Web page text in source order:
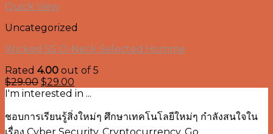
Quick View
Uncategorized
Wicked SS O-Neck Selected Homme
Rated 4.00 out of 5
$29.00 $29.00
I'm interested in ...
ชอบการเรียนรู้สิ่งใหม่ๆ ศึกษาเทคโนโลยีใหม่ๆ กำลังสนใจใน